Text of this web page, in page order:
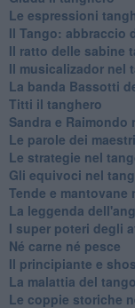
Le espressioni
Il Tango: abbraccio
Il ratto delle sabine
Il musicalizador nel
La banda Bassotti
Titti il tanghero
Sandra e
Le parole dei
Le strategie nel
Gli equivoci nel
Tende e
La leggenda
I super poteri degli
​Né carne né pesce
Il principiante e
La malattia del tango
Le coppie storiche